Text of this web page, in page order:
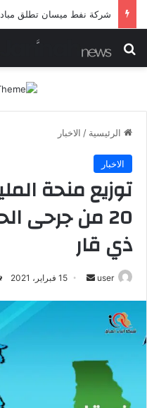
بحث عن
الرئيسية / الاخبار
الاخبار
توزيع منحة
20 من جرحى
ذي قار
user
أرسل 15 فبراير، 2021